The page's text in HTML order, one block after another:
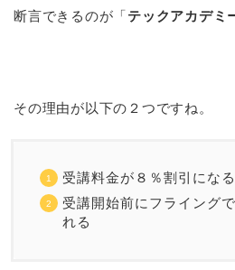
断言できるのが「テックアカデミ
その理由が以下の２つですね。
受講料金が８％割引になる
受講開始前にフライング
れる